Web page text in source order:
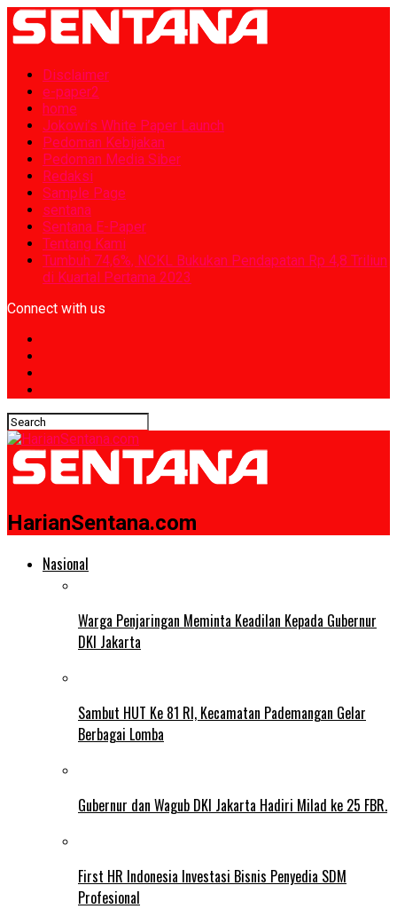
Disclaimer
e-paper2
home
Jokowi’s White Paper Launch
Pedoman Kebijakan
Pedoman Media Siber
Redaksi
Sample Page
sentana
Sentana E-Paper
Tentang Kami
Tumbuh 74,6%, NCKL Bukukan Pendapatan Rp 4,8 Triliun
di Kuartal Pertama 2023
Connect with us
HarianSentana.com
Nasional
Warga Penjaringan Meminta Keadilan Kepada Gubernur
DKI Jakarta
Sambut HUT Ke 81 RI, Kecamatan Pademangan Gelar
Berbagai Lomba
Gubernur dan Wagub DKI Jakarta Hadiri Milad ke 25 FBR.
First HR Indonesia Investasi Bisnis Penyedia SDM
Profesional